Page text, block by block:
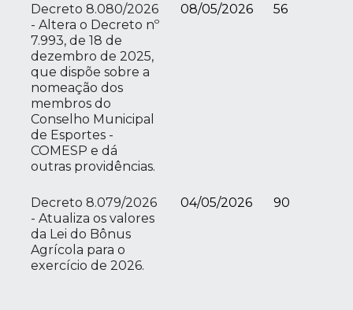
Decreto 8.080/2026
- Altera o Decreto nº
7.993, de 18 de
dezembro de 2025,
que dispõe sobre a
nomeação dos
membros do
Conselho Municipal
de Esportes -
COMESP e dá
outras providências.
08/05/2026 56
Decreto 8.079/2026
- Atualiza os valores
da Lei do Bônus
Agrícola para o
exercício de 2026.
04/05/2026 90